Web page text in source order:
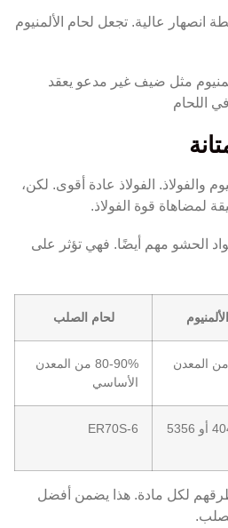
انصهار عالية. تجعل لحام الألمنيوم
مثل ضيف غير مدعو يعقد
اللحام
والفولاذ. الفولاذ عادة أقوى. لكن،
لمضاهاة قوة الفولاذ.
الحشو مهم أيضًا. فهي تؤثر على
لحام الصلب
من المعدن
80-90% من المعدن
الأساسي
ER70S-6
لكل مادة. هذا يضمن أفضل